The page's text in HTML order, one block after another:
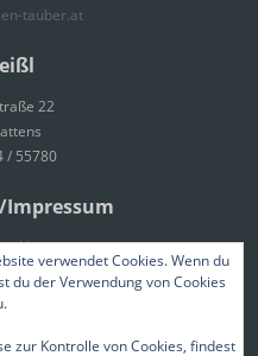
tauber.at
22
/ 55780
verwendet Cookies. Wenn du
du der Verwendung von Cookies
zur Kontrolle von Cookies, findest